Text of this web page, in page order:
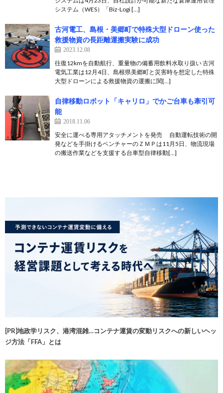
システム（WES）「Biz-Logi […]
古河電工、島根・美郷町で特殊大型ドローン使った
救援物資の長距離運搬実験に成功
2023.12.08
往復12kmを自動航行、重量物の備蓄用飲料水取り扱い 古河
電気工業は12月4日、島根県美郷町と災害時を想定した特殊
大型ドローンによる救援物資の運搬に関[…]
自律移動ロボット「キャリロ」でかご台車も牽引可
能
2018.11.06
安全に運べる専用アタッチメントを発売 自動運転技術の開
発などを手掛けるベンチャーのＺＭＰは11月5日、物流現場
の搬送作業などを支援する台車型自律移動[…]
[PR]地政学リスク、港湾混雑…コンテナ運賃の変動リスクへの新しいヘッ
ジ方法「FFA」とは